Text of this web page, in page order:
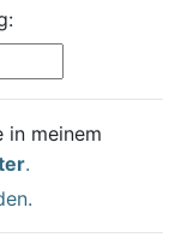
in meinem
.